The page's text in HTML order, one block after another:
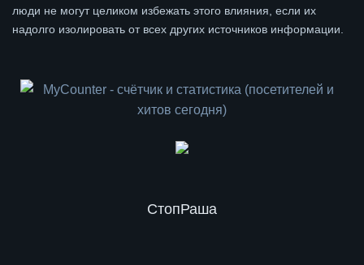
люди не могут целиком избежать этого влияния, если их
надолго изолировать от всех других источников информации.
СтопРаша